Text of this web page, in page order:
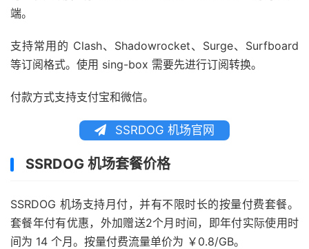
端。
支持常用的 Clash、Shadowrocket、Surge、Surfboard
等订阅格式。使用 sing-box 需要先进行订阅转换。
付款方式支持支付宝和微信。
SSRDOG 机场官网
SSRDOG 机场套餐价格
SSRDOG 机场支持月付，并有不限时长的按量付费套餐。
套餐年付有优惠，外加赠送2个月时间，即年付实际使用时
间为 14 个月。按量付费流量单价为 ￥0.8/GB。